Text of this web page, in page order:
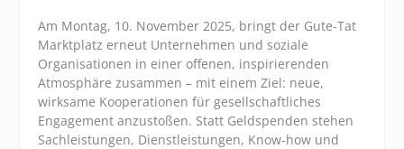
Am Montag, 10. November 2025, bringt der Gute-Tat
Marktplatz erneut Unternehmen und soziale
Organisationen in einer offenen, inspirierenden
Atmosphäre zusammen – mit einem Ziel: neue,
wirksame Kooperationen für gesellschaftliches
Engagement anzustoßen. Statt Geldspenden stehen
Sachleistungen, Dienstleistungen, Know-how und